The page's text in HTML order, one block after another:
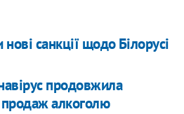
санкції щодо Білорусі
продовжила
продаж алкоголю